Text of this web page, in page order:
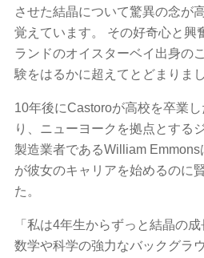
させた結晶について驚異の念が
覚えています。 その好奇心と興
ランドのオイスターベイ出身の
験をはるかに超えてとどまりまし
10年後にCastoroが高校を卒業
り、ニューヨークを拠点とする
製造業者であるWilliam Emmons
が彼女のキャリアを始めるのに
た。
「私は4年生からずっと結晶の
数学や科学の強力なバックグラ